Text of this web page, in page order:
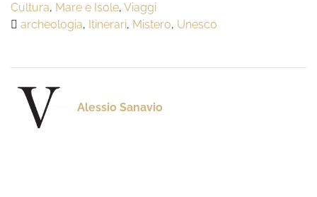
Cultura, Mare e Isole, Viaggi
archeologia, Itinerari, Mistero, Unesco
Alessio Sanavio